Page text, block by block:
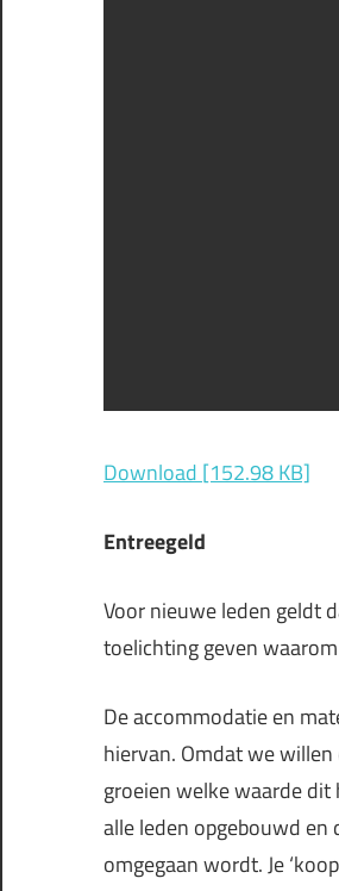
Download [152.98 KB]
Entreegeld
Voor nieuwe leden geldt
toelichting geven
De accommodatie en
hiervan. Omdat we
groeien welke waarde
alle leden opgebouwd en
omgegaan wordt. Je